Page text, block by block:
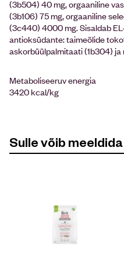
(3b504) 40 mg, orgaaniline
(3b106) 75 mg, orgaaniline
(3c440) 4000 mg. Sisaldab
antioksüdante: taimeõlide
askorbüülpalmitaati (1b304)
Metaboliseeruv energia
3420 kcal/kg
Sulle võib